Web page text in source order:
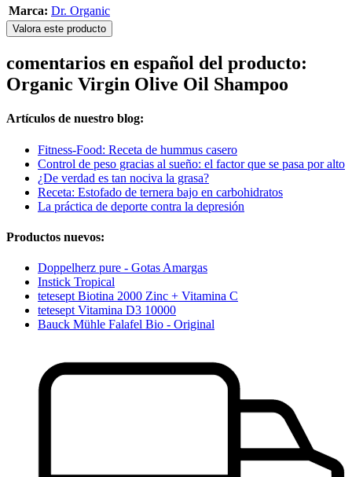
Marca: Dr. Organic
Valora este producto
comentarios en español del producto:
Organic Virgin Olive Oil Shampoo
Artículos de nuestro blog:
Fitness-Food: Receta de hummus casero
Control de peso gracias al sueño: el factor que se pasa por alto
¿De verdad es tan nociva la grasa?
Receta: Estofado de ternera bajo en carbohidratos
La práctica de deporte contra la depresión
Productos nuevos:
Doppelherz pure - Gotas Amargas
Instick Tropical
tetesept Biotina 2000 Zinc + Vitamina C
tetesept Vitamina D3 10000
Bauck Mühle Falafel Bio - Original